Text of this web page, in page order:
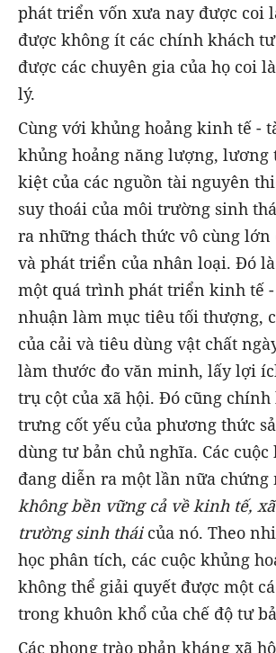
phát triển vốn xưa nay được coi
được không ít các chính khách
được các chuyên gia của họ coi
lý.
Cùng với khủng hoảng kinh tế -
khủng hoảng năng lượng, lương
kiệt của các nguồn tài nguyên
suy thoái của môi trường sinh
ra những thách thức vô cùng lớn
và phát triển của nhân loại. Đó
một quá trình phát triển kinh tế
nhuận làm mục tiêu tối thượng,
của cải và tiêu dùng vật chất
làm thước đo văn minh, lấy lợi
trụ cột của xã hội. Đó cũng
trưng cốt yếu của phương thức
dùng tư bản chủ nghĩa. Các
đang diễn ra một lần nữa
không bền vững cả về kinh tế,
trường sinh tháicủa nó. Theo
học phân tích, các cuộc khủng
không thể giải quyết được một
trong khuôn khổ của chế độ tư
Các phong trào phản kháng xã